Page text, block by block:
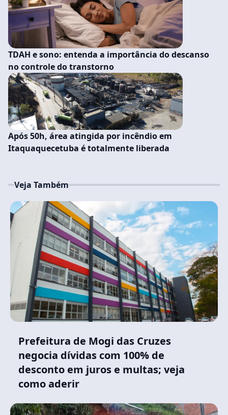
TDAH e sono: entenda a importância do descanso
no controle do transtorno
Após 50h, área atingida por incêndio em
Itaquaquecetuba é totalmente liberada
Veja Também
Prefeitura de Mogi das Cruzes
negocia dívidas com 100% de
desconto em juros e multas; veja
como aderir